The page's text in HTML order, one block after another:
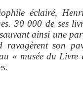
éclairé,
30 000 de ses
ainsi une
ravagèrent son
« musée du